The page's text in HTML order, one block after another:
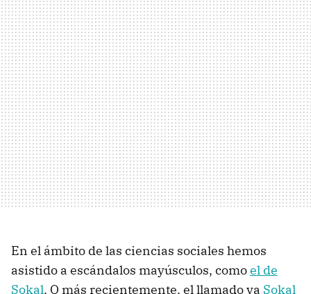
En el ámbito de las ciencias sociales hemos
asistido a escándalos mayúsculos, comoel de
Sokal. O más recientemente, el llamado ya Sokal